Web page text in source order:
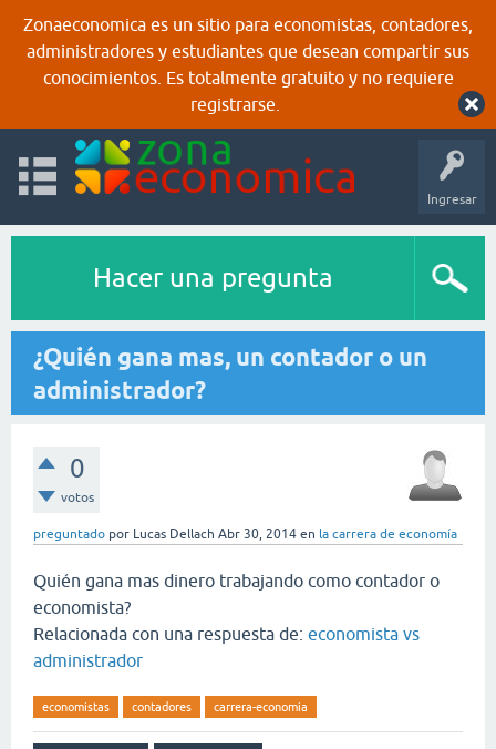
Zonaeconomica es un sitio para economistas, contadores,
administradores y estudiantes que desean compartir sus
conocimientos. Es totalmente gratuito y no requiere
registrarse.
Ingresar
Hacer una pregunta
¿Quién gana mas, un contador o un
administrador?
0
votos
preguntado por Lucas Dellach Abr 30, 2014 en la carrera de economía
Quién gana mas dinero trabajando como contador o
economista?
Relacionada con una respuesta de: economista vs
administrador
economistas contadores carrera-economia